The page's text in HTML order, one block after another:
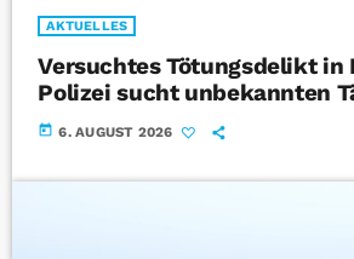
AKTUELLES
Versuchtes Tötungsdelikt in
Polizei sucht unbekannten
today 6. AUGUST 2026